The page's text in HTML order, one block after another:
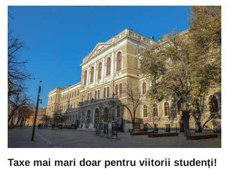
Taxe mai mari doar pentru viitorii studenți!